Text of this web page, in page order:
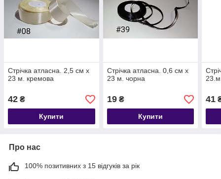
Стрічка атласна. 2,5 см х
23 м. кремова
42 ₴
Купити
Стрічка атласна. 0,6 см х
23 м. чорна
19₴
Купити
41
Про нас
100% позитивних з 15 відгуків за рік